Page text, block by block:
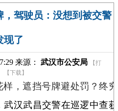
驾驶员：没想到被交警
现了
来源： 武汉市公安局
【打
【下载】
样，遮挡号牌避处罚？终
武汉武昌交警在巡逻中查